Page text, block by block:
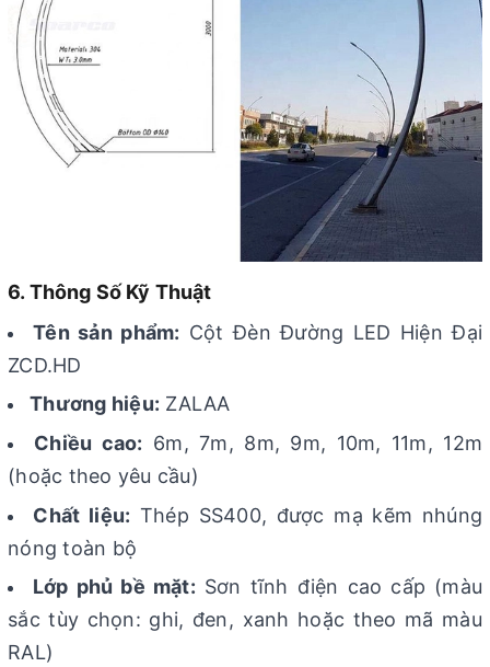
6. Thông Số Kỹ Thuật
Tên sản phẩm: Cột Đèn Đường LED Hiện Đại
ZCD.HD
Thương hiệu: ZALAA
Chiều cao: 6m, 7m, 8m, 9m, 10m, 11m, 12m
(hoặc theo yêu cầu)
Chất liệu: Thép SS400, được mạ kẽm nhúng
nóng toàn bộ
Lớp phủ bề mặt: Sơn tĩnh điện cao cấp (màu
sắc tùy chọn: ghi, đen, xanh hoặc theo mã màu
RAL)